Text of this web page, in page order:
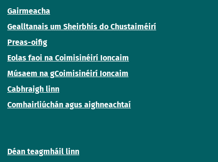
Gairmeacha
Gealltanais um Sheirbhís do Chustaiméirí
Preas-oifig
Eolas faoi na Coimisinéirí Ioncaim
Músaem na gCoimisinéirí Ioncaim
Cabhraigh linn
Comhairliúchán agus aighneachtaí
Déan teagmháil linn